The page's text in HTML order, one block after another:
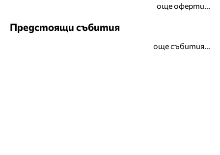
още оферти...
Предстоящи събития
още събития...